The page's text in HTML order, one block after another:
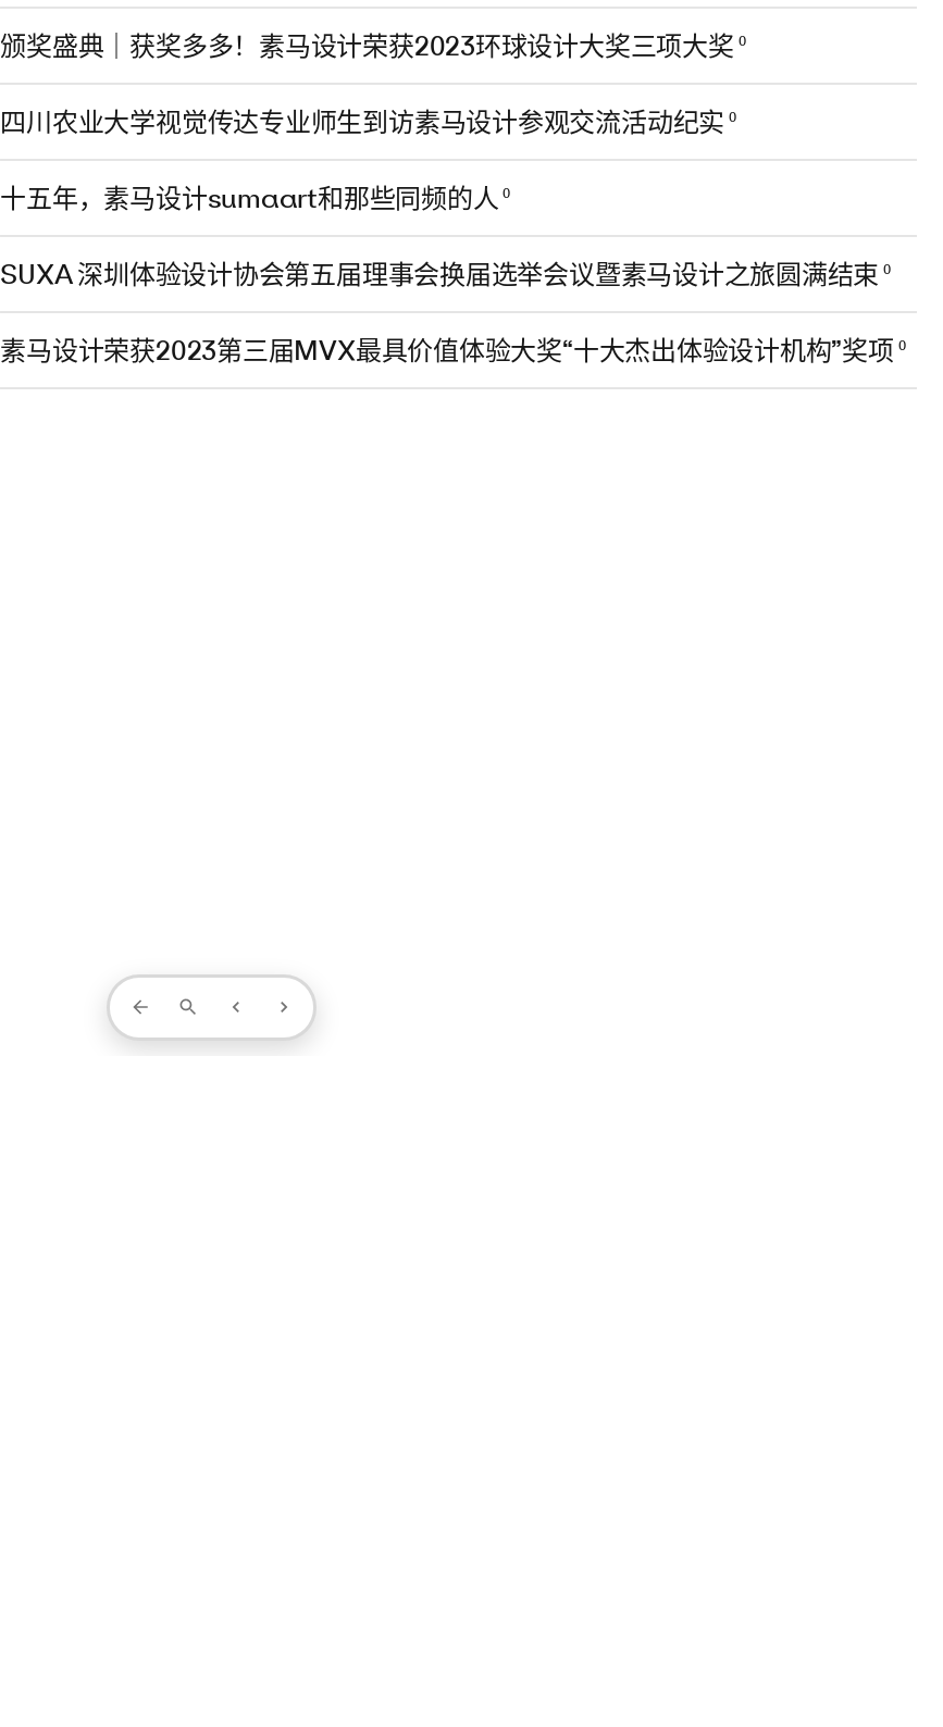
颁奖盛典｜获奖多多！素马设计荣获2023环球设计大奖三项大奖 0
四川农业大学视觉传达专业师生到访素马设计参观交流活动纪实 0
十五年，素马设计sumaart和那些同频的人 0
SUXA 深圳体验设计协会第五届理事会换届选举会议暨素马设计之旅圆满结束 0
素马设计荣获2023第三届MVX最具价值体验大奖“十大杰出体验设计机构”奖项 0